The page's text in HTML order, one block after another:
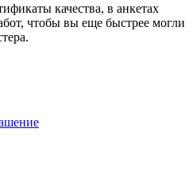
качества, в анкетах
чтобы вы еще быстрее могли